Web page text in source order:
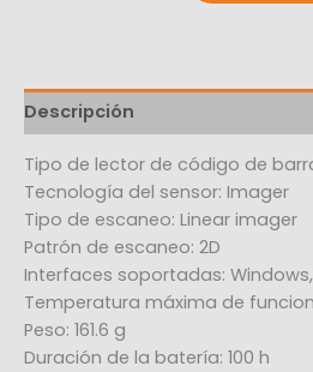
Descripción
Tipo de lector de código de
Tecnología del sensor: Imager
Tipo de escaneo: Linear imager
Patrón de escaneo: 2D
Interfaces soportadas:
Temperatura máxima de
Peso: 161.6 g
Duración de la batería: 100 h